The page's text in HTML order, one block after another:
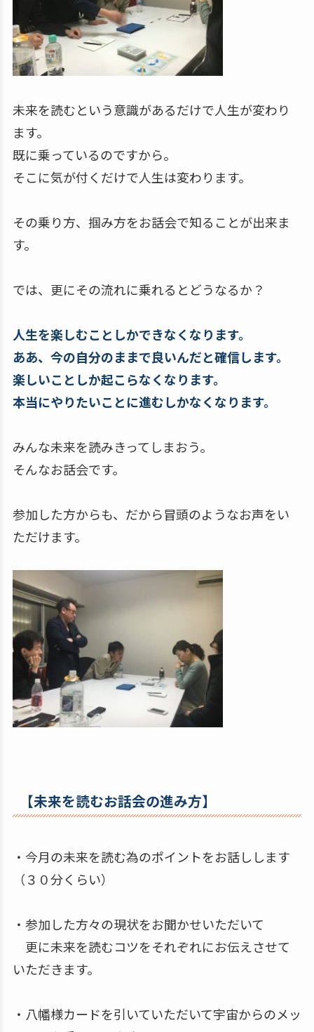
未来を読むという意識があるだけで人生が変わり
ます。
既に乗っているのですから。
そこに気が付くだけで人生は変わります。
その乗り方、掴み方をお話会で知ることが出来ま
す。
では、更にその流れに乗れるとどうなるか？
人生を楽しむことしかできなくなります。
ああ、今の自分のままで良いんだと確信します。
楽しいことしか起こらなくなります。
本当にやりたいことに進むしかなくなります。
みんな未来を読みきってしまおう。
そんなお話会です。
参加した方からも、だから冒頭のようなお声をい
ただけます。
【未来を読むお話会の進み方】
・今月の未来を読む為のポイントをお話しします
（３０分くらい）
・参加した方々の現状をお聞かせいただいて
更に未来を読むコツをそれぞれにお伝えさせて
いただきます。
・八幡様カードを引いていただいて宇宙からのメッ